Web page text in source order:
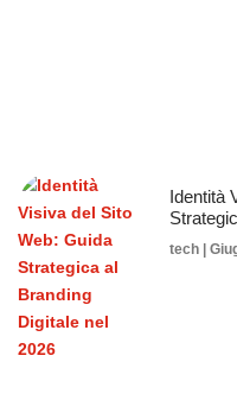
Identità
tech